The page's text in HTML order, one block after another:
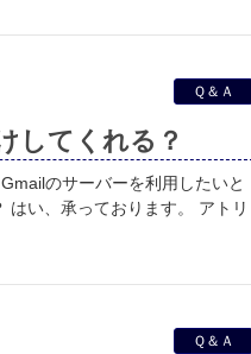
Ｑ＆Ａ
してくれる？
のサーバーを利用したいと
い、承っております。 アトリ
Ｑ＆Ａ